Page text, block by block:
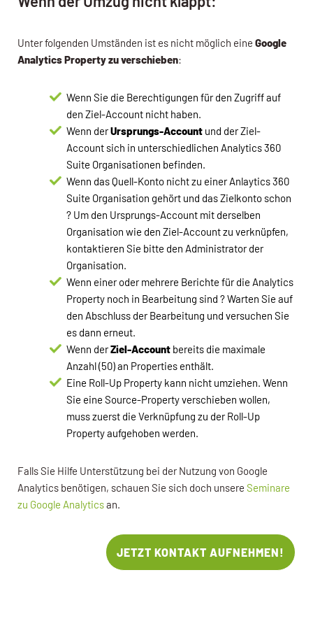
Unter folgenden Umständen ist es nicht möglich eine Google
Analytics Property zu verschieben:
Wenn Sie die Berechtigungen für den Zugriff auf
den Ziel-Account nicht haben.
Wenn derUrsprungs-Account und der Ziel-
Account sich in unterschiedlichen Analytics 360
Suite Organisationen befinden.
Wenn das Quell-Konto nicht zu einer Anlaytics 360
Suite Organisation gehört und das Zielkonto schon
? Um den Ursprungs-Account mit derselben
Organisation wie den Ziel-Account zu verknüpfen,
kontaktieren Sie bitte den Administrator der
Organisation.
Wenn einer oder mehrere Berichte für die Analytics
Property noch in Bearbeitung sind ? Warten Sie auf
den Abschluss der Bearbeitung und versuchen Sie
es dann erneut.
Wenn derZiel-Account bereits die maximale
Anzahl (50) an Properties enthält.
Eine Roll-Up Property kann nicht umziehen. Wenn
Sie eine Source-Property verschieben wollen,
muss zuerst die Verknüpfung zu der Roll-Up
Property aufgehoben werden.
Falls Sie Hilfe Unterstützung bei der Nutzung von Google
Analytics benötigen, schauen Sie sich doch unsere Seminare
zu Google Analyticsan.
JETZT KONTAKT AUFNEHMEN!